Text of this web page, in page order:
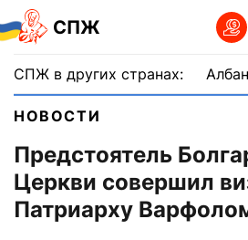
СПЖ
СПЖ в других странах:
НОВОСТИ
Предстоятель
Церкви совершил
Патриарху